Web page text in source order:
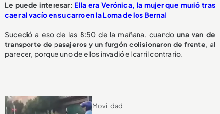
Le puede interesar: Ella era Verónica, la mujer que murió tras
caer al vacío en su carro en la Loma de los Bernal
Sucedió a eso de las 8:50 de la mañana, cuandouna van de
transporte de pasajeros y un furgón colisionaron de frente, al
parecer, porque uno de ellos invadió el carril contrario.
Movilidad